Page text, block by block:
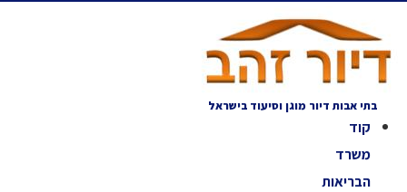
בתי אבות דיור מוגן וסיעוד בישראל
קוד
משרד
הבריאות